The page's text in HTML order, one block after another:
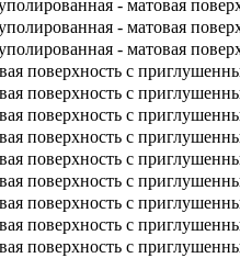
- матовая
- матовая
- матовая
поверхность с
поверхность с
поверхность с
поверхность с
поверхность с
поверхность с
поверхность с
поверхность с
поверхность с